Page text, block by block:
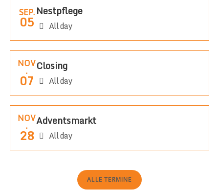
SEP.
05
Nestpflege
All day
NOV
.
07
Closing
All day
NOV
.
28
Adventsmarkt
All day
ALLE TERMINE